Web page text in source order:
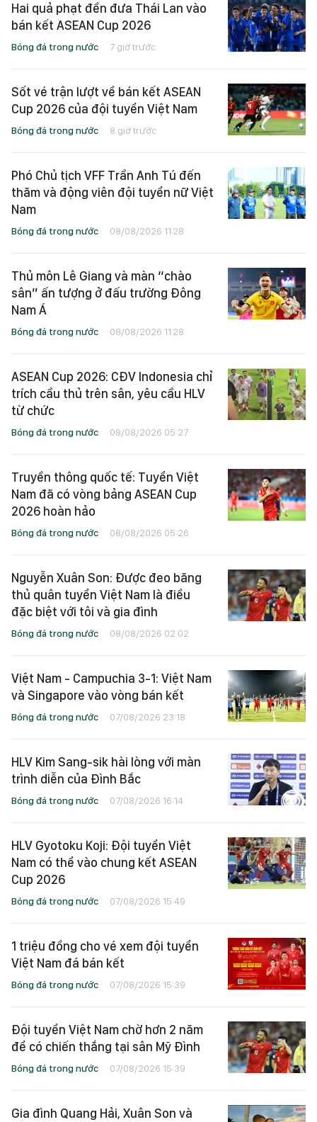
Hai quả phạt đền đưa Thái Lan vào
bán kết ASEAN Cup 2026
Bóng đá trong nước 7 giờ trước
Sốt vé trận lượt về bán kết ASEAN
Cup 2026 của đội tuyển Việt Nam
Bóng đá trong nước 8 giờ trước
Phó Chủ tịch VFF Trần Anh Tú đến
thăm và động viên đội tuyển nữ Việt
Nam
Bóng đá trong nước 08/08/2026 11:28
Thủ môn Lê Giang và màn “chào
sân” ấn tượng ở đấu trường Đông
Nam Á
Bóng đá trong nước 08/08/2026 11:28
ASEAN Cup 2026: CĐV Indonesia chỉ
trích cầu thủ trên sân, yêu cầu HLV
từ chức
Bóng đá trong nước 08/08/2026 05:27
Truyền thông quốc tế: Tuyển Việt
Nam đã có vòng bảng ASEAN Cup
2026 hoàn hảo
Bóng đá trong nước 08/08/2026 05:26
Nguyễn Xuân Son: Được đeo băng
thủ quân tuyển Việt Nam là điều
đặc biệt với tôi và gia đình
Bóng đá trong nước 08/08/2026 02:02
Việt Nam - Campuchia 3-1: Việt Nam
và Singapore vào vòng bán kết
Bóng đá trong nước 07/08/2026 23:18
HLV Kim Sang-sik hài lòng với màn
trình diễn của Đình Bắc
Bóng đá trong nước 07/08/2026 16:14
HLV Gyotoku Koji: Đội tuyển Việt
Nam có thể vào chung kết ASEAN
Cup 2026
Bóng đá trong nước 07/08/2026 15:49
1 triệu đồng cho vé xem đội tuyển
Việt Nam đá bán kết
Bóng đá trong nước 07/08/2026 15:39
Đội tuyển Việt Nam chờ hơn 2 năm
để có chiến thắng tại sân Mỹ Đình
Bóng đá trong nước 07/08/2026 15:39
Gia đình Quang Hải, Xuân Son và